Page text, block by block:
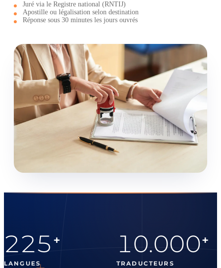
Juré via le Registre national (RNTIJ)
Apostille ou légalisation selon destination
Réponse sous 30 minutes les jours ouvrés
225 +
LANGUES
10.000+
TRADUCTEURS